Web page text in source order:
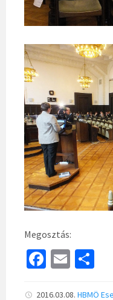
Megosztás:
Fa E
2016.03.08. HBMÖ